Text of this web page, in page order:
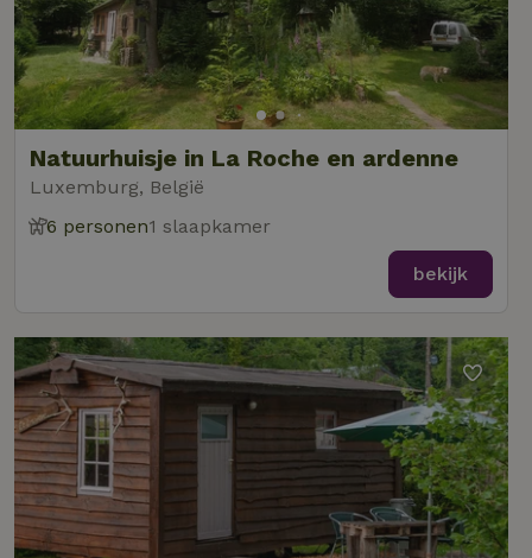
Natuurhuisje in La Roche en ardenne
Luxemburg, België
6 personen1 slaapkamer
bekijk